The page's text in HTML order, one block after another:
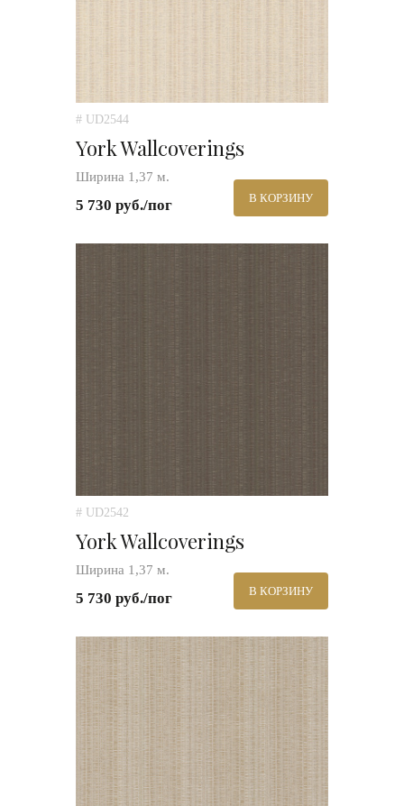
# UD2544
York Wallcoverings
Ширина 1,37 м.
5 730 руб./пог В КОРЗИНУ
# UD2542
York Wallcoverings
Ширина 1,37 м.
5 730 руб./пог В КОРЗИНУ